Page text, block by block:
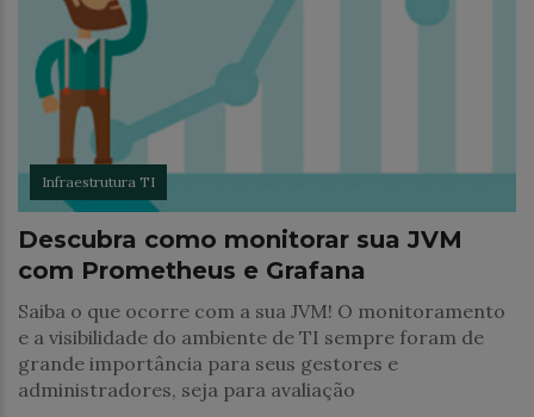
Infraestrutura TI
Descubra como monitorar sua JVM
com Prometheus e Grafana
Saiba o que ocorre com a sua JVM! O monitoramento
e a visibilidade do ambiente de TI sempre foram de
grande importância para seus gestores e
administradores, seja para avaliação